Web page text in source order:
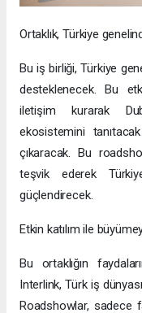
Ortaklık, Türkiye
Bu iş birliği, Türkiye
desteklenecek. Bu
iletişim kurarak
ekosistemini
çıkaracak. Bu
teşvik ederek
güçlendirecek.
Etkin katılım ile
Bu ortaklığın
Interlink, Türk iş
Roadshowlar, sadece